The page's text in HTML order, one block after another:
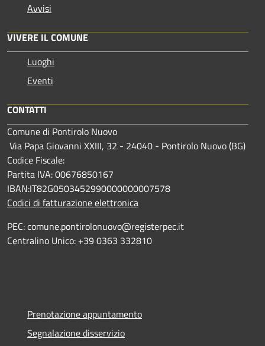
Avvisi
VIVERE IL COMUNE
Luoghi
Eventi
CONTATTI
Comune di Pontirolo Nuovo
Via Papa Giovanni XXIII, 32 - 24040 - Pontirolo Nuovo (BG)
Codice Fiscale:
Partita IVA: 00676850167
IBAN:IT82G0503452990000000007578
Codici di fatturazione elettronica
PEC: comune.pontirolonuovo@registerpec.it
Centralino Unico: +39 0363 332810
Prenotazione appuntamento
Segnalazione disservizio